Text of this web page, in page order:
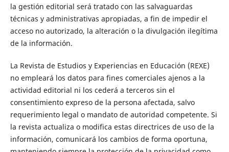
la gestión editorial será tratado con las salvaguardas
técnicas y administrativas apropiadas, a fin de impedir el
acceso no autorizado, la alteración o la divulgación ilegítima
de la información.
La Revista de Estudios y Experiencias en Educación (REXE)
no empleará los datos para fines comerciales ajenos a la
actividad editorial ni los cederá a terceros sin el
consentimiento expreso de la persona afectada, salvo
requerimiento legal o mandato de autoridad competente. Si
la revista actualiza o modifica estas directrices de uso de la
información, comunicará los cambios de forma oportuna,